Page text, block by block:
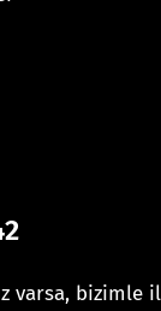
varsa, bizimle